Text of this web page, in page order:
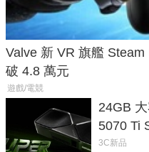
Valve 新 VR 旗艦
破 4.8 萬元
遊戲/電競
24GB
5070 Ti
功耗、上
3C新品